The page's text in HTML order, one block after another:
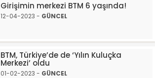
Girişimin merkezi BTM 6 yaşında!
12-04-2023 - GÜNCEL
BTM, Türkiye’de de ‘Yılın Kuluçka
Merkezi’ oldu
01-02-2023 - GÜNCEL